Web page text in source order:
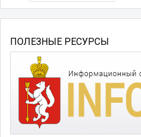
ПОЛЕЗНЫЕ РЕСУРСЫ